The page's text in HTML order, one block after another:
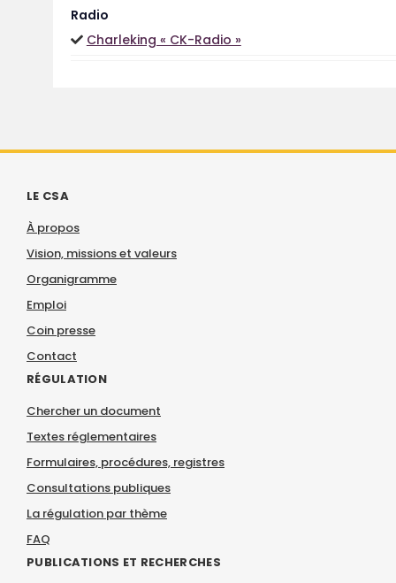
Radio
Charleking « CK-Radio »
LE CSA
À propos
Vision, missions et valeurs
Organigramme
Emploi
Coin presse
Contact
RÉGULATION
Chercher un document
Textes réglementaires
Formulaires, procédures, registres
Consultations publiques
La régulation par thème
FAQ
PUBLICATIONS ET RECHERCHES